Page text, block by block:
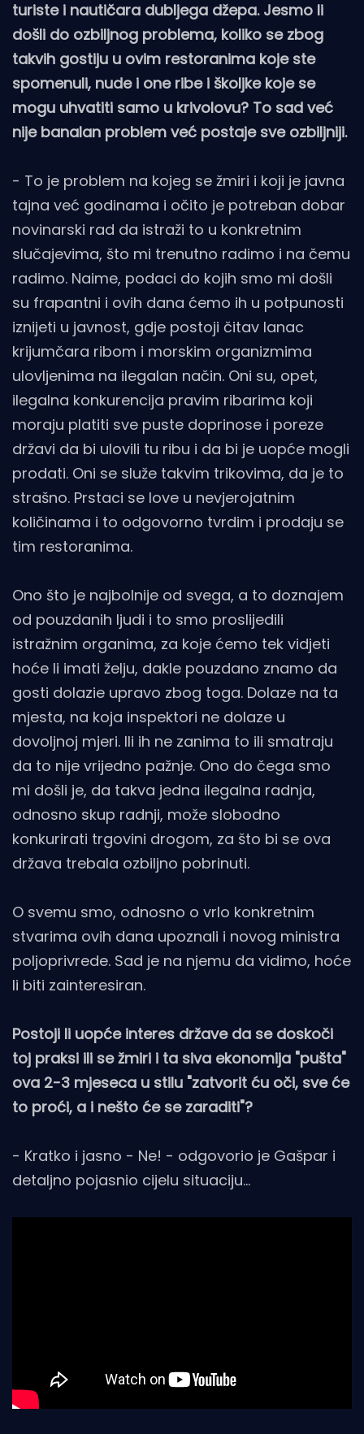
turiste i nautičara dubljega džepa. Jesmo li
došli do ozbiljnog problema, koliko se zbog
takvih gostiju u ovim restoranima koje ste
spomenuli, nude i one ribe i školjke koje se
mogu uhvatiti samo u krivolovu? To sad već
nije banalan problem već postaje sve ozbiljniji.
- To je problem na kojeg se žmiri i koji je javna
tajna već godinama i očito je potreban dobar
novinarski rad da istraži to u konkretnim
slučajevima, što mi trenutno radimo i na čemu
radimo. Naime, podaci do kojih smo mi došli
su frapantni i ovih dana ćemo ih u potpunosti
iznijeti u javnost, gdje postoji čitav lanac
krijumčara ribom i morskim organizmima
ulovljenima na ilegalan način. Oni su, opet,
ilegalna konkurencija pravim ribarima koji
moraju platiti sve puste doprinose i poreze
državi da bi ulovili tu ribu i da bi je uopće mogli
prodati. Oni se služe takvim trikovima, da je to
strašno. Prstaci se love u nevjerojatnim
količinama i to odgovorno tvrdim i prodaju se
tim restoranima.
Ono što je najbolnije od svega, a to doznajem
od pouzdanih ljudi i to smo proslijedili
istražnim organima, za koje ćemo tek vidjeti
hoće li imati želju, dakle pouzdano znamo da
gosti dolazie upravo zbog toga. Dolaze na ta
mjesta, na koja inspektori ne dolaze u
dovoljnoj mjeri. Ili ih ne zanima to ili smatraju
da to nije vrijedno pažnje. Ono do čega smo
mi došli je, da takva jedna ilegalna radnja,
odnosno skup radnji, može slobodno
konkurirati trgovini drogom, za što bi se ova
država trebala ozbiljno pobrinuti.
O svemu smo, odnosno o vrlo konkretnim
stvarima ovih dana upoznali i novog ministra
poljoprivrede. Sad je na njemu da vidimo, hoće
li biti zainteresiran.
Postoji li uopće interes države da se doskoči
toj praksi ili se žmiri i ta siva ekonomija "pušta"
ova 2-3 mjeseca u stilu "zatvorit ću oči, sve će
to proći, a i nešto će se zaraditi"?
- Kratko i jasno - Ne! - odgovorio je Gašpar i
detaljno pojasnio cijelu situaciju...